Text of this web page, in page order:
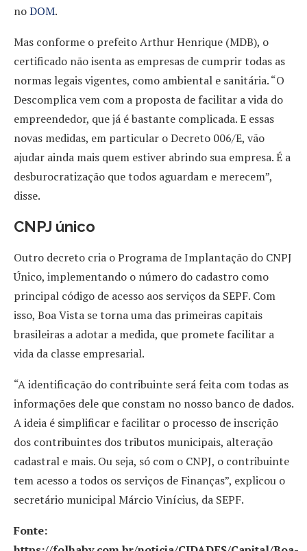
noDOM.
Mas conforme o prefeito Arthur Henrique (MDB), o
certificado não isenta as empresas de cumprir todas as
normas legais vigentes, como ambiental e sanitária. “O
Descomplica vem com a proposta de facilitar a vida do
empreendedor, que já é bastante complicada. E essas
novas medidas, em particular o Decreto 006/E, vão
ajudar ainda mais quem estiver abrindo sua empresa. É a
desburocratização que todos aguardam e merecem”,
disse.
CNPJ único
Outro decreto cria o Programa de Implantação do CNPJ
Único, implementando o número do cadastro como
principal código de acesso aos serviços da SEPF. Com
isso, Boa Vista se torna uma das primeiras capitais
brasileiras a adotar a medida, que promete facilitar a
vida da classe empresarial.
“A identificação do contribuinte será feita com todas as
informações dele que constam no nosso banco de dados.
A ideia é simplificar e facilitar o processo de inscrição
dos contribuintes dos tributos municipais, alteração
cadastral e mais. Ou seja, só com o CNPJ, o contribuinte
tem acesso a todos os serviços de Finanças”, explicou o
secretário municipal Márcio Vinícius, da SEPF.
Fonte: